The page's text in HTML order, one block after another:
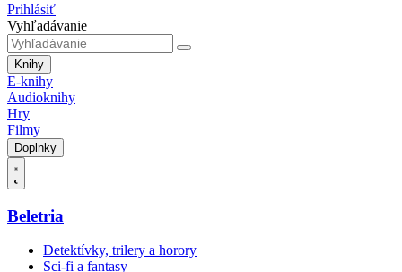
Prihlásiť
Vyhľadávanie
Knihy
E-knihy
Audioknihy
Hry
Filmy
Doplnky
Beletria
Detektívky, trilery a horory
Sci-fi a fantasy